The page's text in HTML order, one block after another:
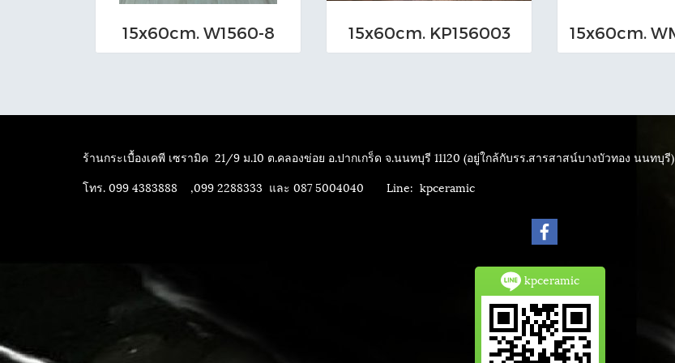
15x60cm. W1560-8 15x60cm. KP156003
ร้านกระเบื้องเคพี เซรามิค 21/9 ม.10 ต.คลองข่อย อ.ปากเกร็ด จ.นนทบุรี 11120 (อยู่ใกล้กับรร.สารสาสน์บางบัวทอง นนทบุรี)
โทร. 099 4383888 ,099 2288333 และ 087 5004040 Line: kpceramic
kpceramic